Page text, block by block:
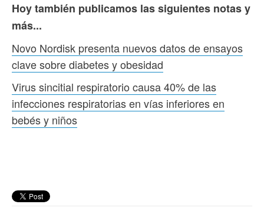
Hoy también publicamos las siguientes notas y
más...
Novo Nordisk presenta nuevos datos de ensayos
clave sobre diabetes y obesidad
Virus sincitial respiratorio causa 40% de las
infecciones respiratorias en vías inferiores en
bebés y niños